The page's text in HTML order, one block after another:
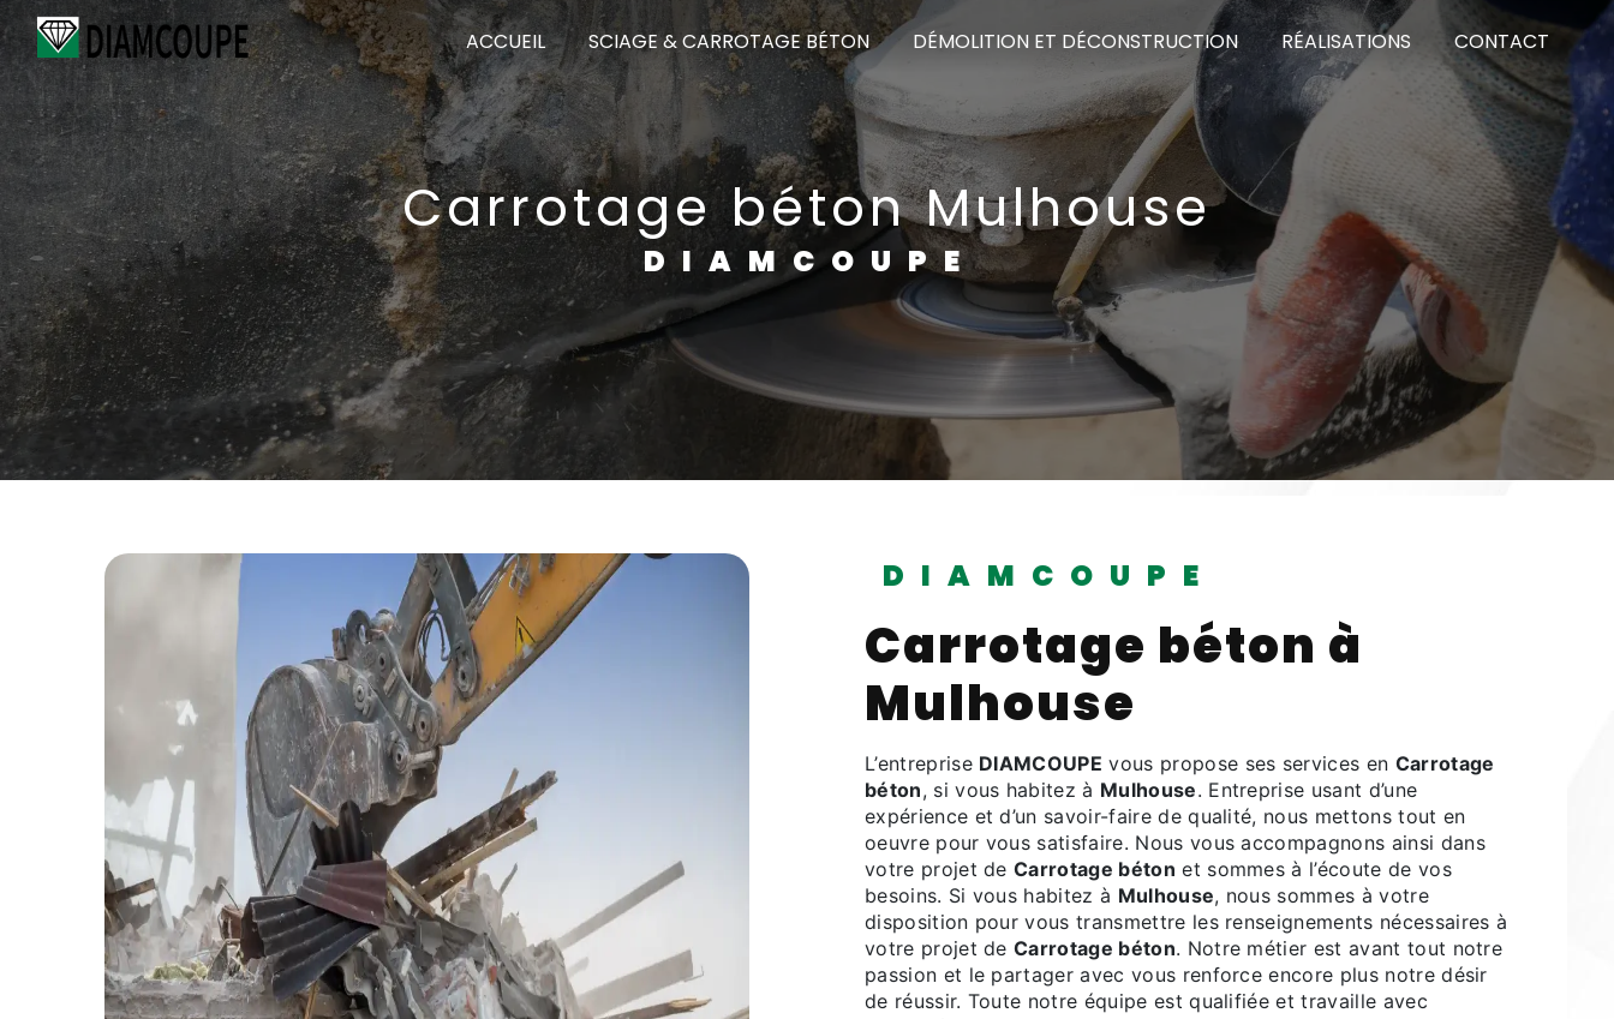
ACCUEIL SCIAGE & CARROTAGE BÉTON DÉMOLITION ET DÉCONSTRUCTION RÉALISATIONS CONTACT
Carrotage béton Mulhouse
DIAMCOUPE
DIAMCOUPE
Carrotage béton à
Mulhouse
L’entreprise DIAMCOUPE vous propose ses services en Carrotage
béton, si vous habitez à Mulhouse. Entreprise usant d’une
expérience et d’un savoir-faire de qualité, nous mettons tout en
oeuvre pour vous satisfaire. Nous vous accompagnons ainsi dans
votre projet deCarrotage béton et sommes à l’écoute de vos
besoins. Si vous habitez à Mulhouse, nous sommes à votre
disposition pour vous transmettre les renseignements nécessaires à
votre projet deCarrotage béton. Notre métier est avant tout notre
passion et le partager avec vous renforce encore plus notre désir
de réussir. Toute notre équipe est qualifiée et travaille avec
Panneau de gestion des cookies